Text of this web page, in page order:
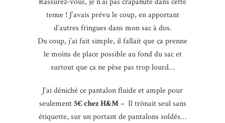
tenue ! J’avais prévu le coup, en apportant
d’autres fringues dans mon sac à dos.
Du coup, j’ai fait simple, il fallait que ça prenne
le moins de place possible au fond du sac et
surtout que ça ne pèse pas trop lourd…
J’ai déniché ce pantalon fluide et ample pour
seulement5€ chez H&M– Il trônait seul sans
étiquette, sur un portant de pantalons soldés…